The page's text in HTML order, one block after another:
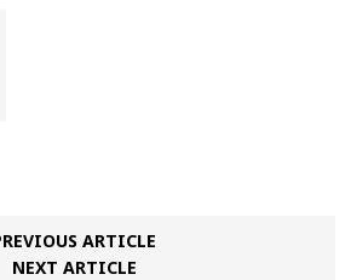
ARTICLE
NEXT ARTICLE